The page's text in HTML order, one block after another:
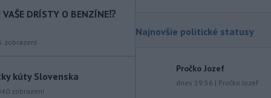
varuje v piatokpred búrkami vo
výstrahu prvého stupňa.
DRÍSTY O BENZÍNE⁉️
zobrazení
kúty Slovenska
zobrazení
Najnovšie politické statusy
Pročko Jozef
dnes 19:56 | Pročko Jozef